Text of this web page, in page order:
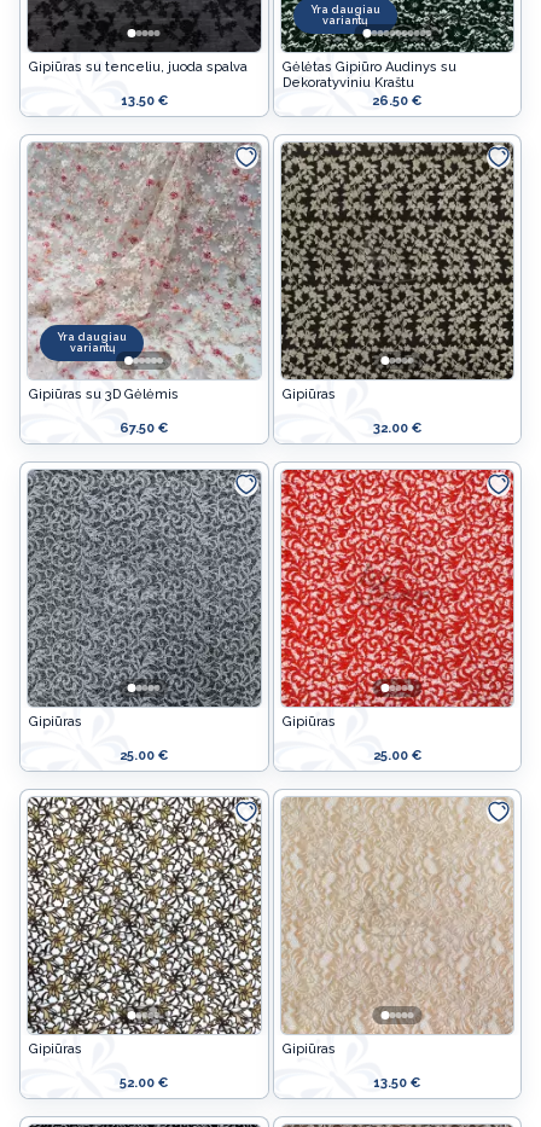
Gipiūras su tenceliu, juoda spalva
13.50 €
Yra daugiau
variantų
Gėlėtas Gipiūro Audinys su
Dekoratyviniu Kraštu
26.50 €
Yra daugiau
variantų
Gipiūras su 3D Gėlėmis
67.50 €
Gipiūras
32.00 €
Gipiūras
25.00 €
Gipiūras
25.00 €
Gipiūras
52.00 €
Gipiūras
13.50 €